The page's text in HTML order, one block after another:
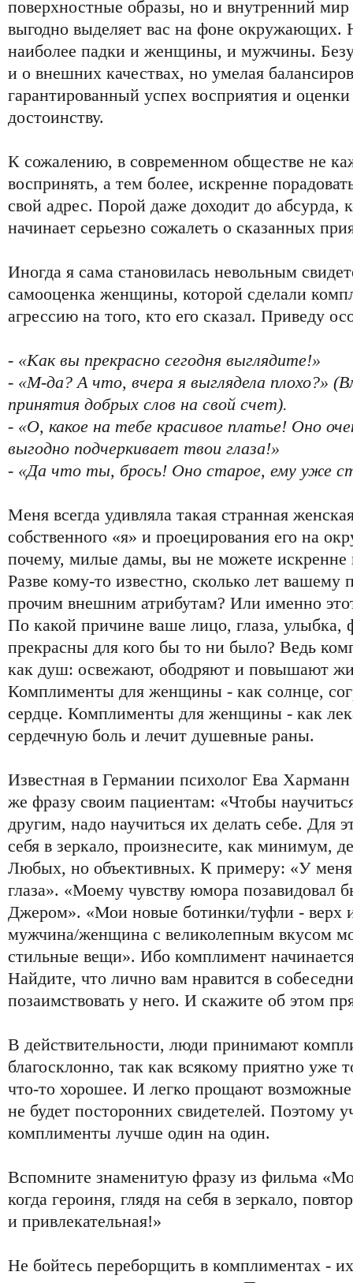
поверхностные образы, но и внутренний
выгодно выделяет вас на фоне окружающих.
наиболее падки и женщины, и мужчины.
и о внешних качествах, но умелая
гарантированный успех восприятия и
достоинству.
К сожалению, в современном обществе не
воспринять, а тем более, искренне
свой адрес. Порой даже доходит до абсурда,
начинает серьезно сожалеть о сказанных
Иногда я сама становилась невольным
самооценка женщины, которой сделали
агрессию на того, кто его сказал. Приведу
- «Как вы прекрасно сегодня выглядите!»
- «М-да? А что, вчера я выглядела плохо?»
принятия добрых слов на свой счет).
- «О, какое на тебе красивое платье! Оно
выгодно подчеркивает твои глаза!»
- «Да что ты, брось! Оно старое, ему уже
Меня всегда удивляла такая странная
собственного «я» и проецирования его на
почему, милые дамы, вы не можете искренне
Разве кому-то известно, сколько лет вашему
прочим внешним атрибутам? Или именно
По какой причине ваше лицо, глаза, улыбка,
прекрасны для кого бы то ни было? Ведь
как душ: освежают, ободряют и повышают
Комплименты для женщины - как солнце,
сердце. Комплименты для женщины - как
сердечную боль и лечит душевные раны.
Известная в Германии психолог Ева Харманн
же фразу своим пациентам: «Чтобы
другим, надо научиться их делать себе. Для
себя в зеркало, произнесите, как минимум,
Любых, но объективных. К примеру: «У меня
глаза». «Моему чувству юмора
Джером». «Мои новые ботинки/туфли - верх
мужчина/женщина с великолепным вкусом
стильные вещи». Ибо комплимент
Найдите, что лично вам нравится в
позаимствовать у него. И скажите об этом
В действительности, люди принимают
благосклонно, так как всякому приятно уже
что-то хорошее. И легко прощают
не будет посторонних свидетелей. Поэтому
комплименты лучше один на один.
Вспомните знаменитую фразу из фильма
когда героиня, глядя на себя в зеркало,
и привлекательная!»
Не бойтесь переборщить в комплиментах -